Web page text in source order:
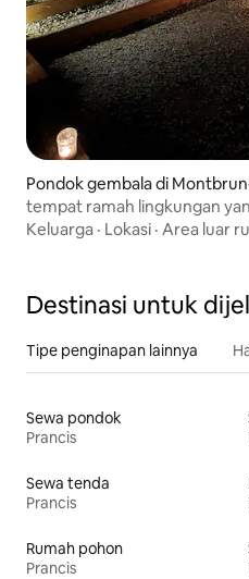
Pondok gembala di
tempat ramah lingkungan
Keluarga · Lokasi · Area luar
Destinasi untuk
Tipe penginapan lainnya
Sewa pondok
Prancis
Sewa tenda
Prancis
Rumah pohon
Prancis